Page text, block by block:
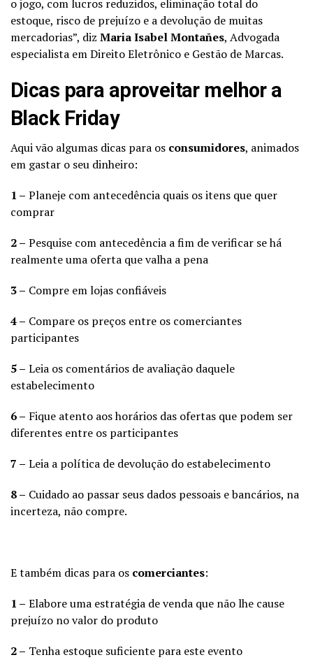
o jogo, com lucros reduzidos, eliminação total do
estoque, risco de prejuízo e a devolução de muitas
mercadorias”, diz Maria Isabel Montañes, Advogada
especialista em Direito Eletrônico e Gestão de Marcas.
Dicas para aproveitar melhor a
Black Friday
Aqui vão algumas dicas para os consumidores, animados
em gastar o seu dinheiro:
1 – Planeje com antecedência quais os itens que quer
comprar
2 – Pesquise com antecedência a fim de verificar se há
realmente uma oferta que valha a pena
3 – Compre em lojas confiáveis
4 – Compare os preços entre os comerciantes
participantes
5 – Leia os comentários de avaliação daquele
estabelecimento
6 – Fique atento aos horários das ofertas que podem ser
diferentes entre os participantes
7 – Leia a política de devolução do estabelecimento
8 – Cuidado ao passar seus dados pessoais e bancários, na
incerteza, não compre.
E também dicas para os comerciantes:
1 – Elabore uma estratégia de venda que não lhe cause
prejuízo no valor do produto
2 – Tenha estoque suficiente para este evento